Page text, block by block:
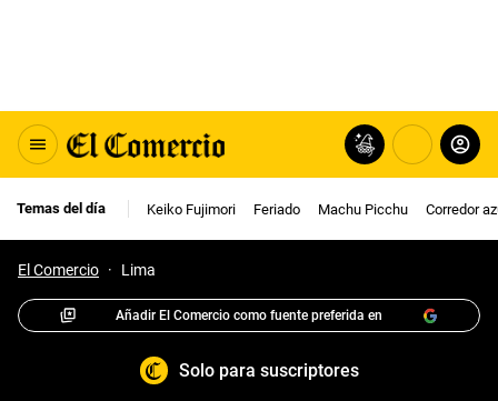
Temas del día Keiko Fujimori Feriado Machu Picchu Corredor
El Comercio · Lima
Añadir El Comercio como fuente preferida en
Solo para suscriptores